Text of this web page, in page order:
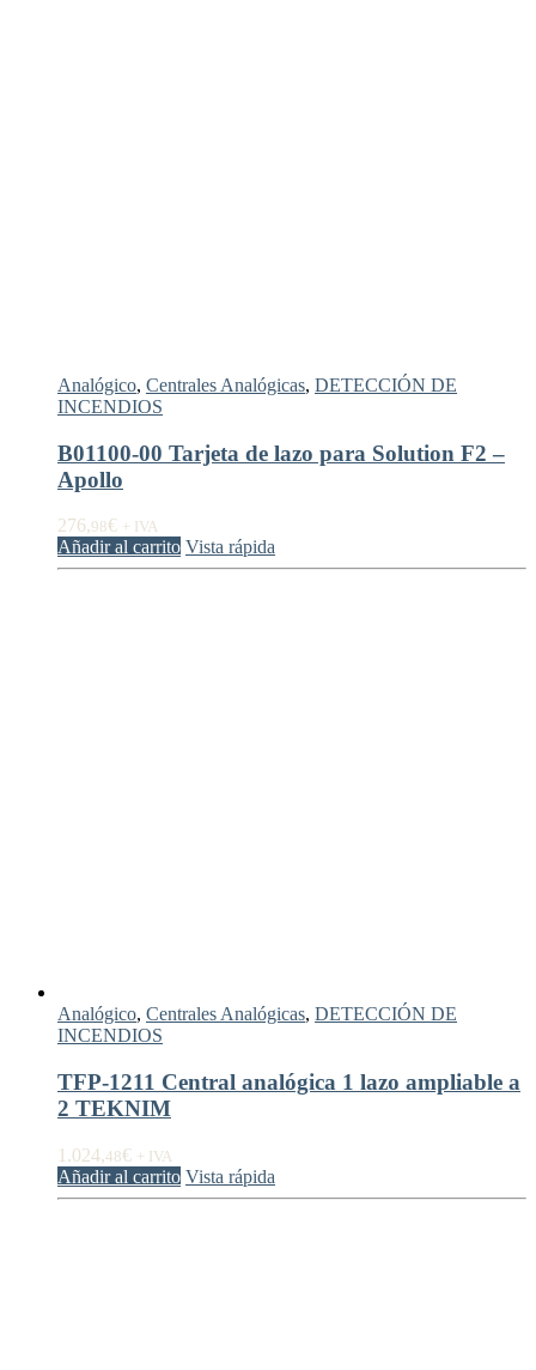
Analógico, Centrales Analógicas, DETECCIÓN DE
INCENDIOS
B01100-00 Tarjeta de lazo para Solution F2 –
Apollo
276,98€ + IVA
Añadir al carrito Vista rápida
Analógico, Centrales Analógicas, DETECCIÓN DE
INCENDIOS
TFP-1211 Central analógica 1 lazo ampliable a
2 TEKNIM
1.024,48€ + IVA
Añadir al carrito Vista rápida